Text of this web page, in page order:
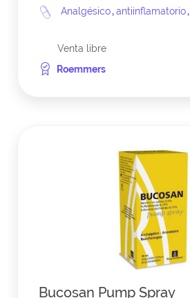
Analgésico,antiinflamatorio,
Venta libre
Roemmers
Bucosan Pump Spray